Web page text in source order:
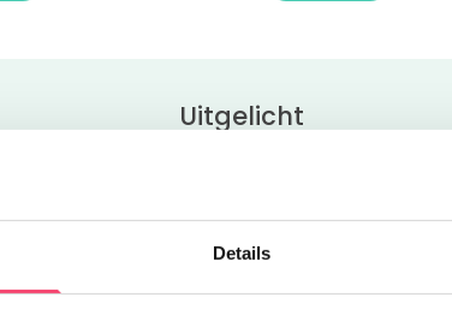
Details
Uitgelicht